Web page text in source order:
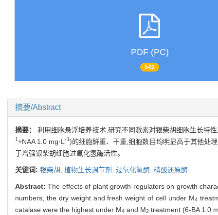
PDF (PC)
542
摘要/Abstract
摘要：利用细胞悬浮培养技术,研究不同激素对银柴胡细胞生长特
1 +NAA 1.0 mg·L-1)的细胞鲜重、干重,细胞数目均明显高于其他处
于增强银柴胡细胞过氧化氢酶活性。
关键词: 银柴胡, 植物生长调节剂, 过氧化氢酶, 硝酸还原酶
Abstract:The effects of plant growth regulators on growth
numbers, the dry weight and fresh weight of cell under M4
catalase were the highest under M4 and M2 treatment (6-BA 1.0